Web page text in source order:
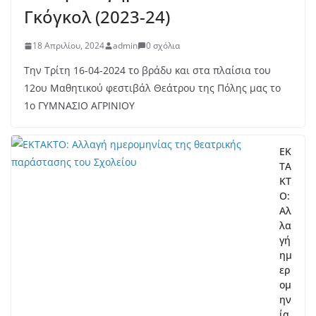
Γκόγκολ (2023-24)
18 Απριλίου, 2024 admin 0 σχόλια
Την Τρίτη 16-04-2024 το βράδυ και στα πλαίσια του
12ου Μαθητικού φεστιβάλ Θεάτρου της Πόλης μας το
1ο ΓΥΜΝΑΣΙΟ ΑΓΡΙΝΙΟΥ
ΕΚ
ΤΑ
ΚΤ
Ο:
Αλ
λα
γή
ημ
ερ
ομ
ην